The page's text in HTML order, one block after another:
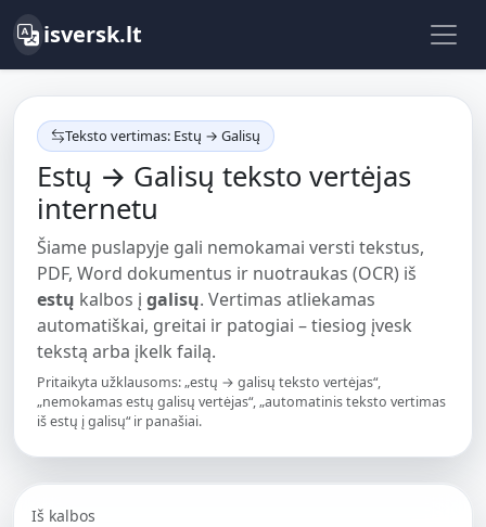
isversk.lt
Teksto vertimas: Estų → Galisų
Estų → Galisų teksto vertėjas
internetu
Šiame puslapyje gali nemokamai versti tekstus,
PDF, Word dokumentus ir nuotraukas (OCR) iš
estų kalbos į galisų. Vertimas atliekamas
automatiškai, greitai ir patogiai – tiesiog įvesk
tekstą arba įkelk failą.
Pritaikyta užklausoms: „estų → galisų teksto vertėjas“,
„nemokamas estų galisų vertėjas“, „automatinis teksto vertimas
iš estų į galisų“ ir panašiai.
Iš kalbos